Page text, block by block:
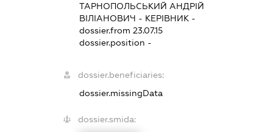
ТАРНОПОЛЬСЬКИЙ АНДРІЙ
ВІЛІАНОВИЧ - КЕРІВНИК -
dossier.from 23.07.15
dossier.position -
dossier.beneficiaries:
dossier.missingData
dossier.smida: